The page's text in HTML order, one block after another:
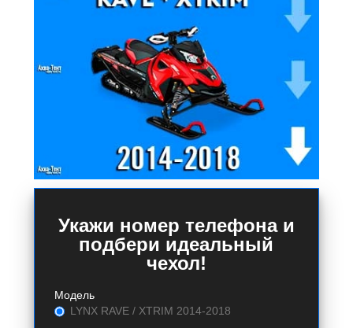
Укажи номер телефона и
подбери идеальный
чехол!
Модель
LYNX RAVE / XTRIM 2014-2018